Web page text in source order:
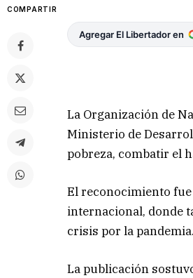
COMPARTIR
Agregar El Libertador en
La Organización de
Ministerio de
pobreza, combatir el
El reconocimiento
internacional, donde
crisis por la pandemia.
La publicación